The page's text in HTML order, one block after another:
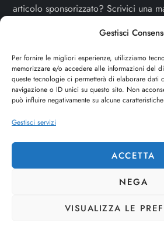
Gestisci
Per fornire le migliori esperienze, utilizziamo
memorizzare e/o accedere alle informazioni del
queste tecnologie ci permetterà di elaborare dati
navigazione o ID unici su questo sito. Non
può influire negativamente su alcune
Gestisci servizi
ACCETTA
NEGA
VISUALIZZA LE
articolo sponsorizzato? Scrivici una
info e contatti: staff@dojoblog.it
dojouomo.it è un progetto facente
dojoblog.it di proprietà della
IT13402731007